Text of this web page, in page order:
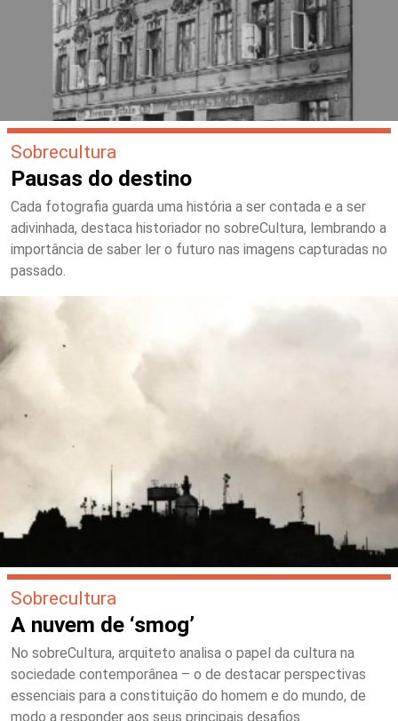
Sobrecultura
Pausas do destino
Cada fotografia guarda uma história a ser contada e a ser
adivinhada, destaca historiador no sobreCultura, lembrando a
importância de saber ler o futuro nas imagens capturadas no
passado.
Sobrecultura
A nuvem de ‘smog’
No sobreCultura, arquiteto analisa o papel da cultura na
sociedade contemporânea – o de destacar perspectivas
essenciais para a constituição do homem e do mundo, de
modo a responder aos seus principais desafios.